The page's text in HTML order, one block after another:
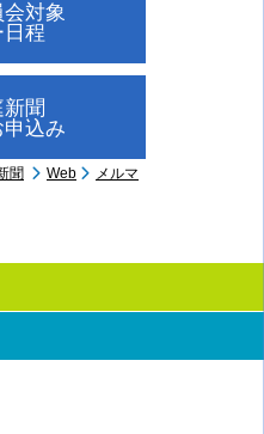
対象
日程
聞
込み
聞 Web
メルマ